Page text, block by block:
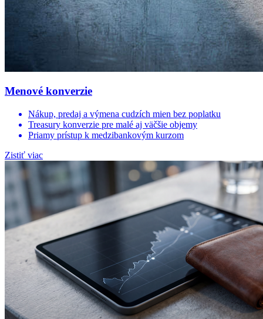
Menové konverzie
Nákup, predaj a výmena cudzích mien bez poplatku
Treasury konverzie pre malé aj väčšie objemy
Priamy prístup k medzibankovým kurzom
Zistiť viac